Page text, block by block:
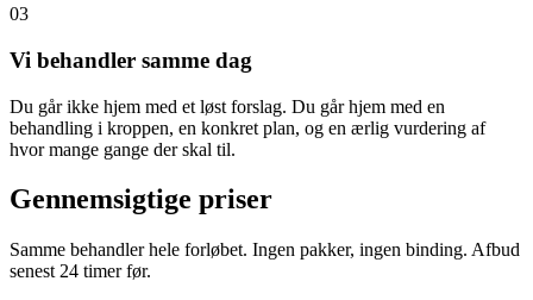
03
Vi behandler samme dag
Du går ikke hjem med et løst forslag. Du går hjem med en
behandling i kroppen, en konkret plan, og en ærlig vurdering af
hvor mange gange der skal til.
Gennemsigtige priser
Samme behandler hele forløbet. Ingen pakker, ingen binding. Afbud
senest 24 timer før.